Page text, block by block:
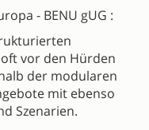
- BENU gUG :
vor den Hürden
der modularen
mit ebenso
Szenarien.